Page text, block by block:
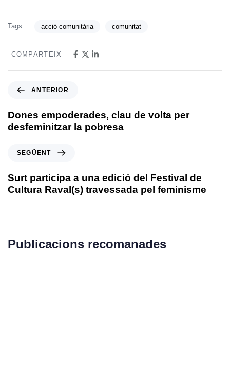
Tags: acció comunitària comunitat
COMPARTEIX
ANTERIOR
Dones empoderades, clau de volta per
desfeminitzar la pobresa
SEGÜENT
Surt participa a una edició del Festival de
Cultura Raval(s) travessada pel feminisme
Publicacions recomanades